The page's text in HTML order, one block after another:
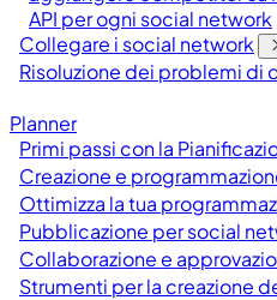
API per ogni social network
Collegare i social network
Risoluzione dei problemi di
Planner
Primi passi con la
Creazione e
Ottimizza la tua
Pubblicazione per social
Collaborazione e
Strumenti per la creazione